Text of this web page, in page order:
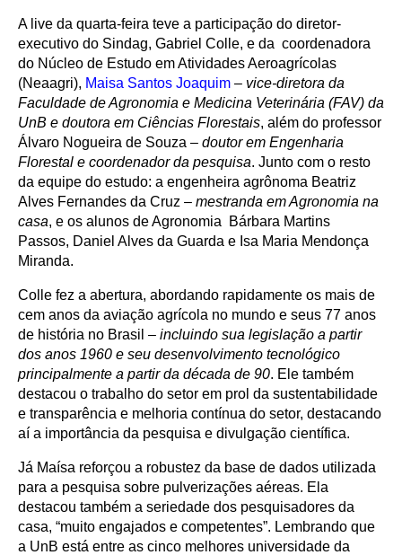
A live da quarta-feira teve a participação do diretor-
executivo do Sindag, Gabriel Colle, e da coordenadora
do Núcleo de Estudo em Atividades Aeroagrícolas
(Neaagri), Maisa Santos Joaquim – vice-diretora da
Faculdade de Agronomia e Medicina Veterinária (FAV) da
UnB e doutora em Ciências Florestais, além do professor
Álvaro Nogueira de Souza – doutor em Engenharia
Florestal e coordenador da pesquisa. Junto com o resto
da equipe do estudo: a engenheira agrônoma Beatriz
Alves Fernandes da Cruz – mestranda em Agronomia na
casa, e os alunos de Agronomia Bárbara Martins
Passos, Daniel Alves da Guarda e Isa Maria Mendonça
Miranda.
Colle fez a abertura, abordando rapidamente os mais de
cem anos da aviação agrícola no mundo e seus 77 anos
de história no Brasil – incluindo sua legislação a partir
dos anos 1960 e seu desenvolvimento tecnológico
principalmente a partir da década de 90. Ele também
destacou o trabalho do setor em prol da sustentabilidade
e transparência e melhoria contínua do setor, destacando
aí a importância da pesquisa e divulgação científica.
Já Maísa reforçou a robustez da base de dados utilizada
para a pesquisa sobre pulverizações aéreas. Ela
destacou também a seriedade dos pesquisadores da
casa, “muito engajados e competentes”. Lembrando que
a UnB está entre as cinco melhores universidade da